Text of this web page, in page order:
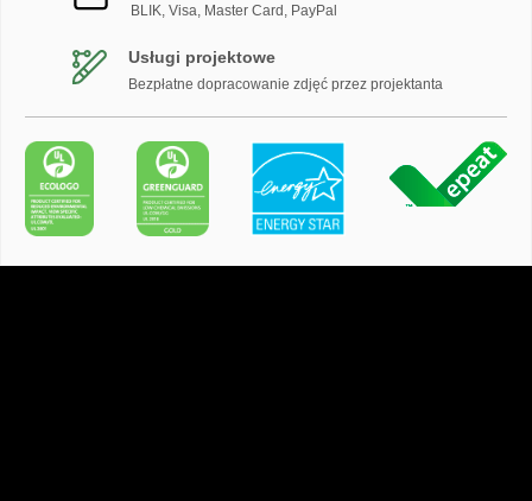
BLIK, Visa, Master Card, PayPal
Usługi projektowe
Bezpłatne dopracowanie zdjęć przez projektanta